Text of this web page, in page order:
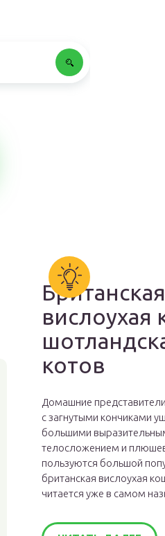
Британская
котов
Домашние
с загнутыми кончиками
большими
телосложением и
пользуются большой
британская вислоухая
читается уже в самом